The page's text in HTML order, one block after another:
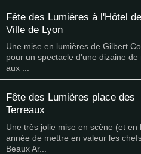
Fête des Lumières à l'Hôtel de
Ville de Lyon
Une mise en lumières de Gilbert
pour un spectacle d'une dizaine
aux ...
Fête des Lumières place des
Terreaux
Une très jolie mise en scène (et
année de mettre en valeur les
Beaux Ar...